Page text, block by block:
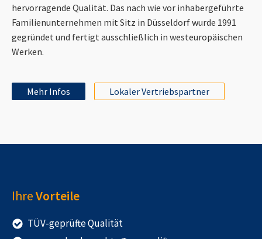
hervorragende Qualität. Das nach wie vor inhabergeführte
Familienunternehmen mit Sitz in Düsseldorf wurde 1991
gegründet und fertigt ausschließlich in westeuropäischen
Werken.
Mehr Infos Lokaler Vertriebspartner
IhreVorteile
TÜV-geprüfte Qualität